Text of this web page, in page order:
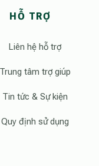
HỖ TRỢ
Liên hệ hỗ trợ
Trung tâm trợ giúp
Tin tức & Sự kiện
Quy định sử dụng